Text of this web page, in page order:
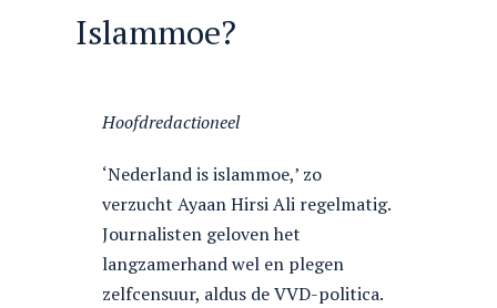
Islammoe?
Hoofdredactioneel
‘Nederland is islammoe,’ zo
verzucht Ayaan Hirsi Ali regelmatig.
Journalisten geloven het
langzamerhand wel en plegen
zelfcensuur, aldus de VVD-politica.